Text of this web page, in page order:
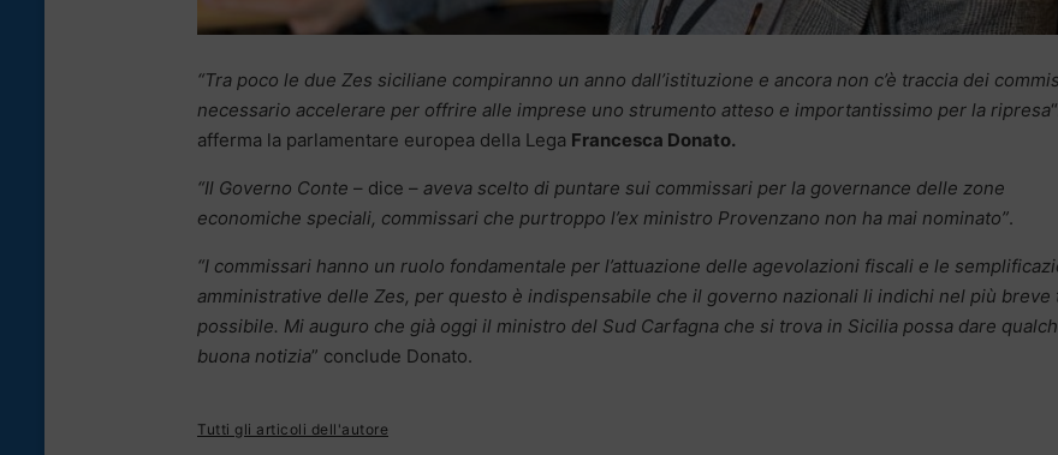
“Tra poco le due Zes siciliane compiranno un anno dall’istituzione e ancora non c’è traccia dei
necessario accelerare per offrire alle imprese uno strumento atteso e importantissimo per la ripresa
afferma la parlamentare europea della Lega Francesca Donato.
“Il Governo Conte – dice – aveva scelto di puntare sui commissari per la governance delle zone
economiche speciali, commissari che purtroppo l’ex ministro Provenzano non ha mai nominato”.
“I commissari hanno un ruolo fondamentale per l’attuazione delle agevolazioni fiscali e le
amministrative delle Zes, per questo è indispensabile che il governo nazionali li indichi nel più breve
possibile. Mi auguro che già oggi il ministro del Sud Carfagna che si trova in Sicilia possa dare
buona notizia” conclude Donato.
Tutti gli articoli dell'autore